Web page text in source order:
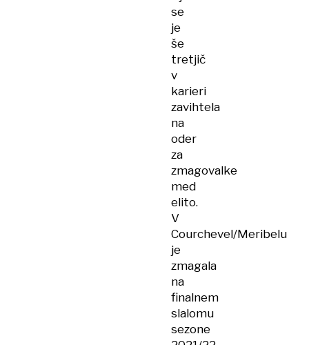
se
je
še
tretjič
v
karieri
zavihtela
na
oder
za
zmagovalke
med
elito.
V
Courchevel/Meribelu
je
zmagala
na
finalnem
slalomu
sezone